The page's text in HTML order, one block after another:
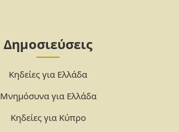
Δημοσιεύσεις
Κηδείες για Ελλάδα
Μνημόσυνα για Ελλάδα
Κηδείες για Κύπρο